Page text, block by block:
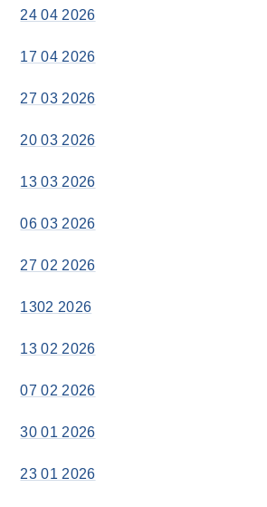
24 04 2026
17 04 2026
27 03 2026
20 03 2026
13 03 2026
06 03 2026
27 02 2026
1302 2026
13 02 2026
07 02 2026
30 01 2026
23 01 2026